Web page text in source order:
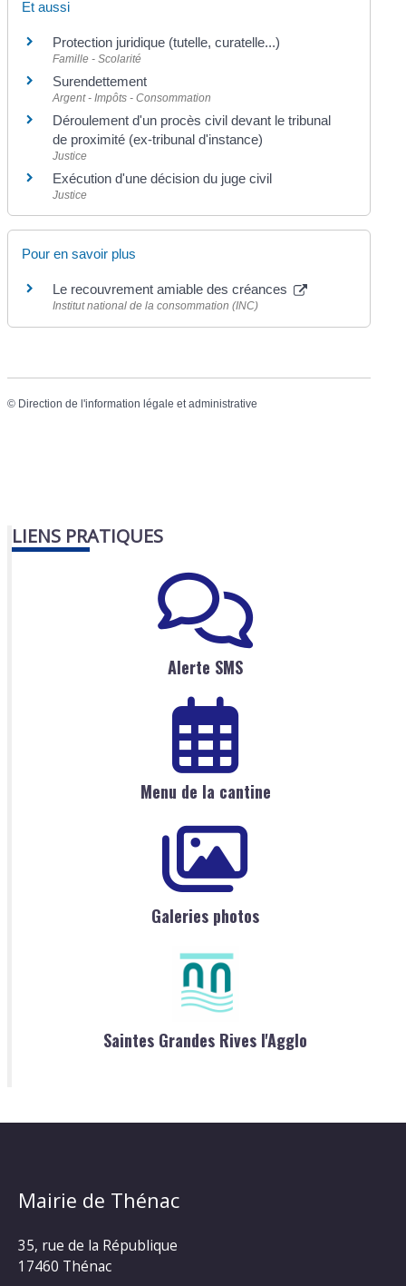
Et aussi
Protection juridique (tutelle, curatelle...)
Famille - Scolarité
Surendettement
Argent - Impôts - Consommation
Déroulement d'un procès civil devant le tribunal
de proximité (ex-tribunal d'instance)
Justice
Exécution d'une décision du juge civil
Justice
Pour en savoir plus
Le recouvrement amiable des créances
Institut national de la consommation (INC)
© Direction de l'information légale et administrative
LIENS PRATIQUES
Alerte SMS
Menu de la cantine
Galeries photos
Saintes Grandes Rives l'Agglo
Mairie de Thénac
35, rue de la République
17460 Thénac